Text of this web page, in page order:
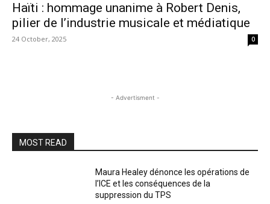
Haïti : hommage unanime à Robert Denis,
pilier de l’industrie musicale et médiatique
24 October, 2025 0
- Advertisment -
MOST READ
Maura Healey dénonce les opérations de
l’ICE et les conséquences de la
suppression du TPS